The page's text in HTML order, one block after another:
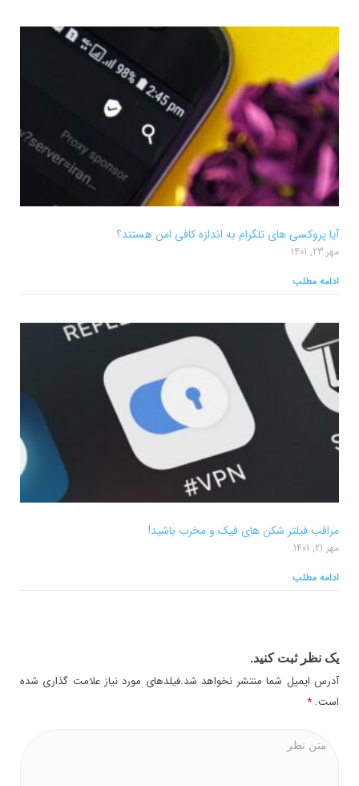
آیا پروکسی های تلگرام به اندازه کافی امن هستند؟
مهر 23, 1401
ادامه مطلب
مراقب فیلتر شکن های فیک و مخرب باشید!
مهر 21, 1401
ادامه مطلب
یک نظر ثبت کنید.
آدرس ایمیل شما منتشر نخواهد شد.فیلدهای مورد نیاز علامت گذاری شده
است. *